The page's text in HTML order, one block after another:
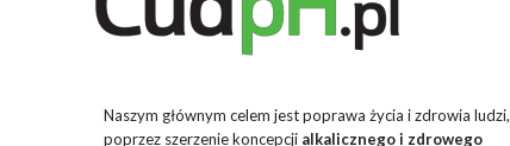
Naszym głównym celem jest poprawa życia i zdrowia ludzi,
poprzez szerzenie koncepcji alkalicznego i zdrowego